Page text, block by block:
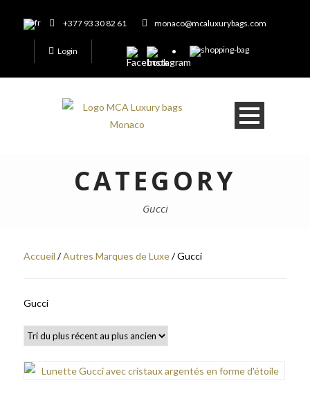
+377 93 30 82 61 monaco@mcaluxurybags.com
Login
CATEGORY
Gucci
Accueil /Autres Marques de Luxe/ Gucci
Gucci